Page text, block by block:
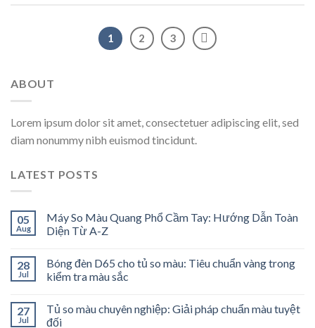
1 2 3
ABOUT
Lorem ipsum dolor sit amet, consectetuer adipiscing elit, sed
diam nonummy nibh euismod tincidunt.
LATEST POSTS
05
Aug
Máy So Màu Quang Phổ Cầm Tay: Hướng Dẫn Toàn
Diện Từ A-Z
28
Jul
Bóng đèn D65 cho tủ so màu: Tiêu chuẩn vàng trong
kiểm tra màu sắc
27
Jul
Tủ so màu chuyên nghiệp: Giải pháp chuẩn màu tuyệt
đối